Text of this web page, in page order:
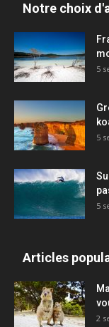
Notre choix
5
5
5
Articles
2